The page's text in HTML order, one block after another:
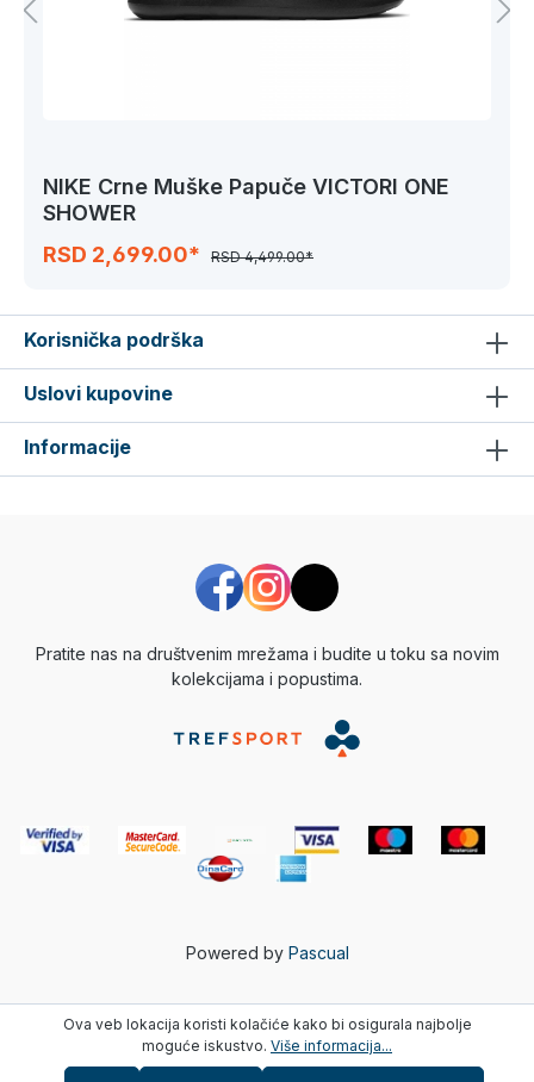
NIKE Crne Muške Papuče VICTORI ONE
SHOWER
RSD 2,699.00*
RSD 4,499.00*
Korisnička podrška
Uslovi kupovine
Informacije
Pratite nas na društvenim mrežama i budite u toku sa novim
kolekcijama i popustima.
Powered by Pascual
Ova veb lokacija koristi kolačiće kako bi osigurala najbolje
moguće iskustvo. Više informacija...